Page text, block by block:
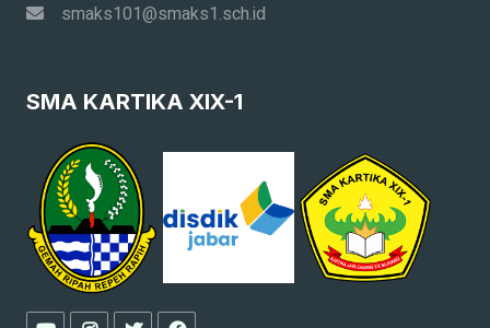
smaks101@smaks1.sch.id
SMA KARTIKA XIX-1